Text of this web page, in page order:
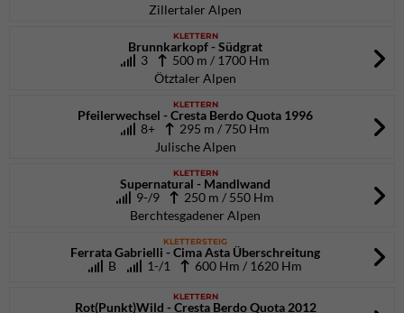
Zillertaler Alpen
KLETTERN
Brunnkarkopf - Südgrat
3
500 m / 1700 Hm
Ötztaler Alpen
KLETTERN
Pfeilerwechsel - Cresta Berdo Quota 1996
8+
295 m / 750 Hm
Julische Alpen
KLETTERN
Supernatural - Mandlwand
9-/9
250 m / 550 Hm
Berchtesgadener Alpen
KLETTERSTEIG
Ferrata Gabrielli - Cima Asta Überschreitung
B
1-/1 600 Hm / 1620 Hm
KLETTERN
Rot(Punkt)Wild - Cresta Berdo Quota 2012